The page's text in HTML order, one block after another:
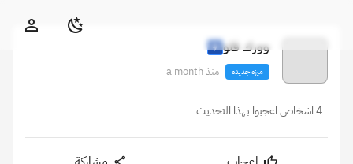
وورك فلو
ميزة جديدة منذ a month
4 اشخاص اعجبوا بهذا التحديث